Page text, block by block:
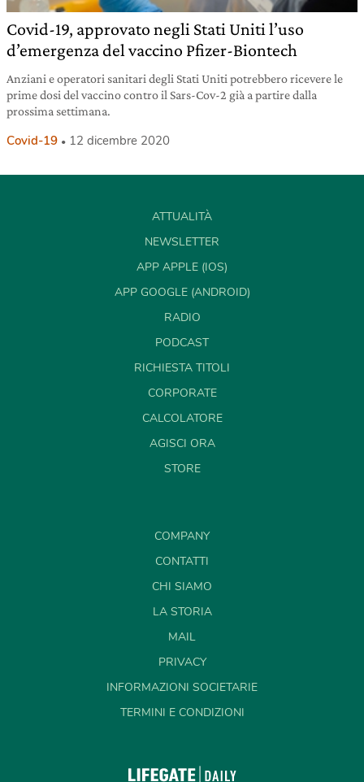
Covid-19, approvato negli Stati Uniti l’uso
d’emergenza del vaccino Pfizer-Biontech
Anziani e operatori sanitari degli Stati Uniti potrebbero ricevere le
prime dosi del vaccino contro il Sars-Cov-2 già a partire dalla
prossima settimana.
Covid-19 12 dicembre 2020
ATTUALITÀ
NEWSLETTER
APP APPLE (IOS)
APP GOOGLE (ANDROID)
RADIO
PODCAST
RICHIESTA TITOLI
CORPORATE
CALCOLATORE
AGISCI ORA
STORE
COMPANY
CONTATTI
CHI SIAMO
LA STORIA
MAIL
PRIVACY
INFORMAZIONI SOCIETARIE
TERMINI E CONDIZIONI